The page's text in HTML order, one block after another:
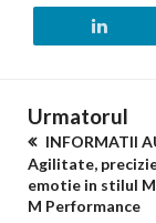
Urmatorul
INFORMATII
Agilitate,
emotie in stilul
M Performance